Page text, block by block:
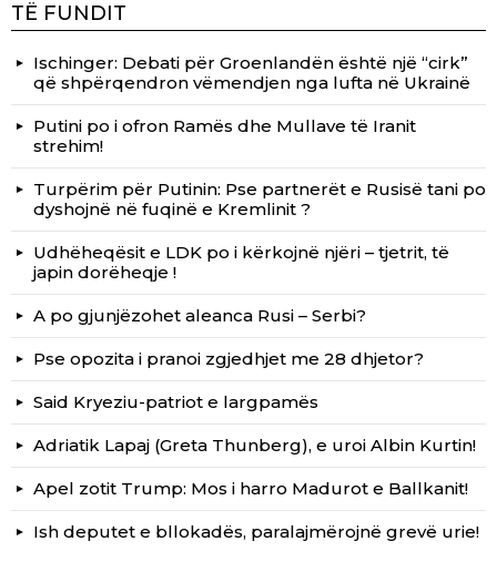
TË FUNDIT
Ischinger: Debati për Groenlandën është një “cirk”
që shpërqendron vëmendjen nga lufta në Ukrainë
Putini po i ofron Ramës dhe Mullave të Iranit
strehim!
Turpërim për Putinin: Pse partnerët e Rusisë tani po
dyshojnë në fuqinë e Kremlinit ?
Udhëheqësit e LDK po i kërkojnë njëri – tjetrit, të
japin dorëheqje !
A po gjunjëzohet aleanca Rusi – Serbi?
Pse opozita i pranoi zgjedhjet me 28 dhjetor?
Said Kryeziu-patriot e largpamës
Adriatik Lapaj (Greta Thunberg), e uroi Albin Kurtin!
Apel zotit Trump: Mos i harro Madurot e Ballkanit!
Ish deputet e bllokadës, paralajmërojnë grevë urie!